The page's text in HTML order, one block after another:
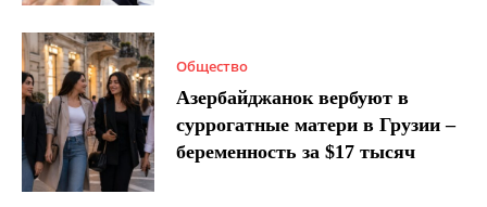
Общество
Азербайджанок вербуют в
суррогатные матери в Грузии –
беременность за $17 тысяч